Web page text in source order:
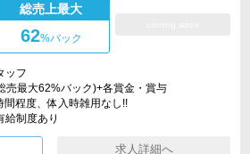
総売上最大
62%バック
ッフ
売最大62%バック)+各賞金・賞与
程度、体入時雑用なし!!
給制度あり
求人詳細へ